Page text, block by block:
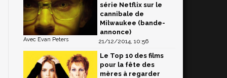
série Netflix sur le
cannibale de
Milwaukee (bande-
annonce)
21/12/2014, 10:56
Avec Evan Peters
Le Top 10 des films
pour la fête des
mères à regarder